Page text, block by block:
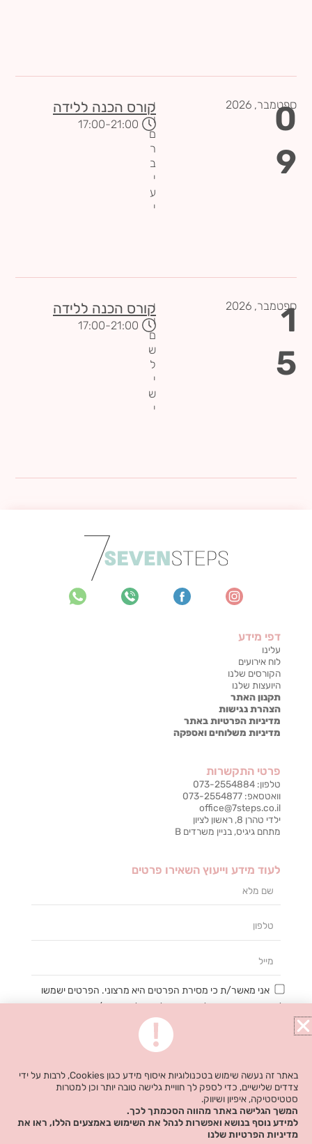
0
9
ספטמבר, 2026
י
ו
ם
ר
ב
י
ע
י
קורס הכנה ללידה
21:00
-17:00
1
5
ספטמבר, 2026
י
ו
ם
ש
ל
י
ש
י
קורס הכנה ללידה
21:00
-17:00
דפי מידע
עלינו
לוח אירועים
הקורסים שלנו
היועצות שלנו
תקנון האתר
הצהרת נגישות
מדיניות הפרטיות באתר
מדיניות משלוחים ואספקה
פרטי התקשרות
טלפון: 073-2554884
וואטסאפ: 073-2554877
office@7steps.co.il
ילדי טהרן 8, ראשון לציון
מתחם גיגיס, בניין משרדים B
לעוד מידע וייעוץ השאירו פרטים
אני מאשר/ת כי מסירת הפרטים היא מרצוני. הפרטים ישמשו
ליצירת קשר ומענה לפנייה, ניהול וטיפול בבקשה/רישום, מתן
השירות והתמיכה המבוקשים, דיוור ישיר, תפעול האתר וניתוח
סטטיסטי פנימי. אני מודע/ת כי אוכל לבטל את הרישום שלי בכל עת
ושעל מסירת הפרטים שלי והשימוש בהם תחול
האתר.
שליחה
באתר זה נעשה שימוש בטכנולוגיות איסוף מידע כגון Cookies, לרבות על ידי
צדדים שלישיים, כדי לספק לך חוויית גלישה טובה יותר וכן למטרות
סטטיסטיקה, איפיון ושיווק.
המשך הגלישה באתר מהווה הסכמתך לכך.
למידע נוסף בנושא ואפשרות לנהל את השימוש באמצעים הללו, ראו את
מדיניות הפרטיות שלנו